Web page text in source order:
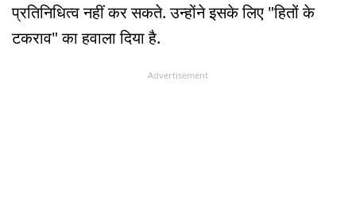
प्रतिनिधित्व नहीं कर सकते. उन्होंने इसके लिए "हितों के
टकराव" का हवाला दिया है.
Advertisement